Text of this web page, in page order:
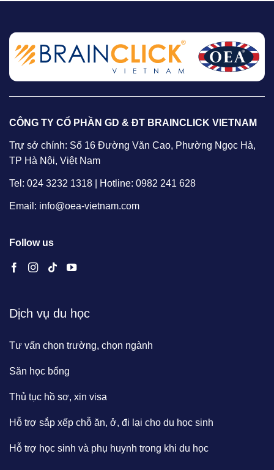
CÔNG TY CỔ PHẦN GD & ĐT BRAINCLICK VIETNAM
Trự sở chính: Số 16 Đường Văn Cao, Phường Ngọc Hà,
TP Hà Nội, Việt Nam
Tel: 024 3232 1318 | Hotline: 0982 241 628
Email: info@oea-vietnam.com
Follow us
Dịch vụ du học
Tư vấn chọn trường, chọn ngành
Săn học bổng
Thủ tục hồ sơ, xin visa
Hỗ trợ sắp xếp chỗ ăn, ở, đi lại cho du học sinh
Hỗ trợ học sinh và phụ huynh trong khi du học